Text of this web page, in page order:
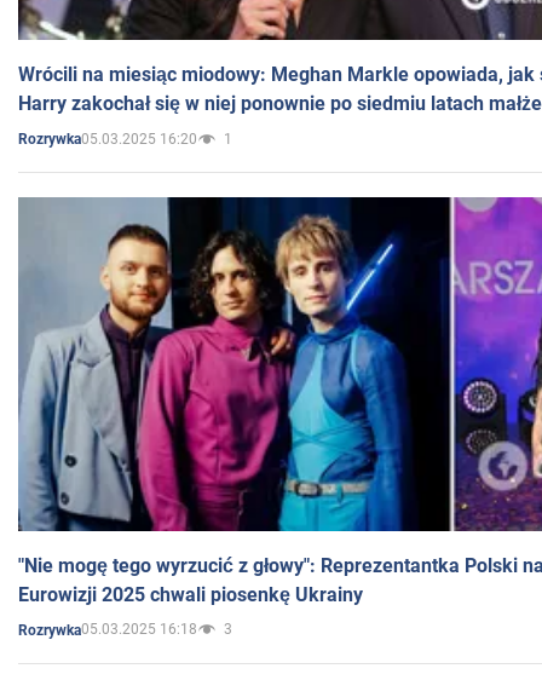
Wrócili na miesiąc miodowy: Meghan Markle opowiada, jak
Harry zakochał się w niej ponownie po siedmiu latach
Rozrywka05.03.2025 16:20 1
"Nie mogę tego wyrzucić z głowy": Reprezentantka Polski
Eurowizji 2025 chwali piosenkę Ukrainy
Rozrywka05.03.2025 16:18 3